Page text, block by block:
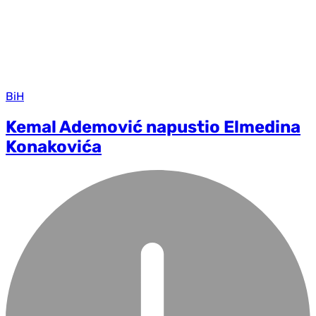
BiH
Kemal Ademović napustio Elmedina
Konakovića